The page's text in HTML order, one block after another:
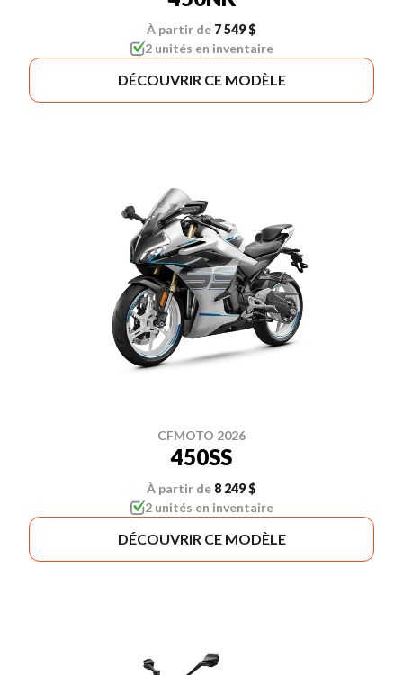
À partir de 7 549 $
2 unités en inventaire
DÉCOUVRIR CE MODÈLE
CFMOTO 2026
450SS
À partir de 8 249 $
2 unités en inventaire
DÉCOUVRIR CE MODÈLE